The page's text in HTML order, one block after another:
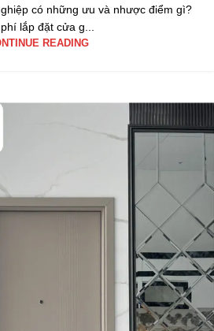
có những ưu và nhược điểm gì?
lắp đặt cửa g...
READING